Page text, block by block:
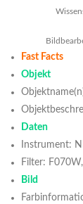
Fast Facts
Objekt
Daten
Instrument:
Filter:
Bild